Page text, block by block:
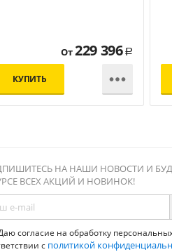
От229 396 Р
КУПИТЬ 
НА НАШИ НОВОСТИ И
ВСЕХ АКЦИЙ И НОВИНОК!
согласие на обработку
с политикой